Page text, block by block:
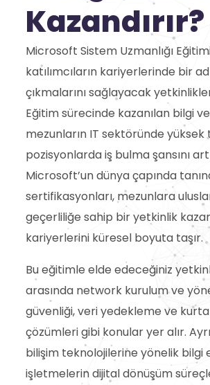
Kazandırır?
Microsoft Sistem Uzmanlığı
katılımcıların kariyerlerinde bir
çıkmalarını sağlayacak
Eğitim sürecinde kazanılan bilgi
mezunların IT sektöründe
pozisyonlarda iş bulma şansını
Microsoft’un dünya çapında
sertifikasyonları, mezunlara
geçerliliğe sahip bir yetkinlik
kariyerlerini küresel boyuta taşır.
Bu eğitimle elde edeceğiniz
arasında network kurulum ve
güvenliği, veri yedekleme ve
çözümleri gibi konular yer alır.
bilişim teknolojilerine yönelik bilgi
işletmelerin dijital dönüşüm